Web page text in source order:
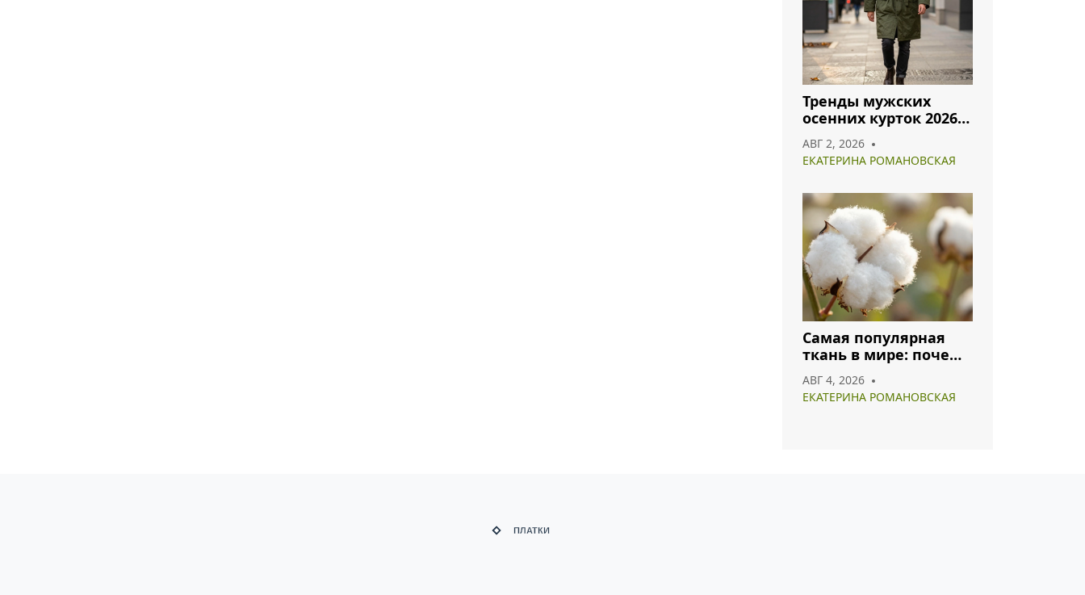
Тренды мужских
осенних курток 2026:
что носить и как
сочетать
АВГ 2, 2026
ЕКАТЕРИНА РОМАНОВСКАЯ
Самая популярная
ткань в мире: почему
лидируют в 2026 году
АВГ 4, 2026
ЕКАТЕРИНА РОМАНОВСКАЯ